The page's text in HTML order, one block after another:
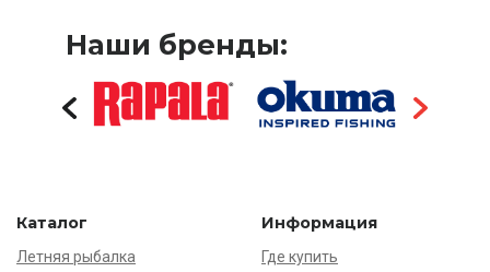
Наши бренды:
Каталог
Летняя рыбалка
Информация
Где купить